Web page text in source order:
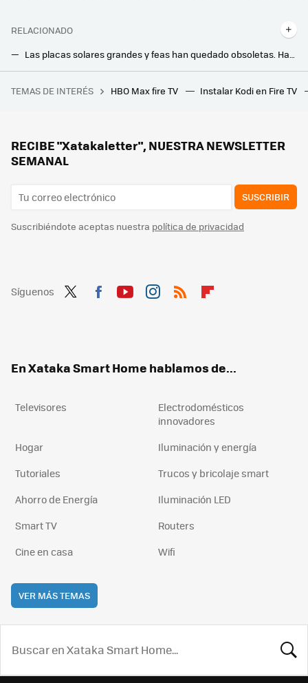
RELACIONADO
Las placas solares grandes y feas han quedado obsoletas. Han inventado unas flexibles que se adaptan a la forma de las tejas
A simple vista nunca hubiera dicho que estas baldosas son en realidad paneles solares. Pueden personalizarse con logotipos y dibujos
El mapa definitivo del eclipse del 12 de agosto: consulta aquí la duración y la previsión en cada municipio de España
TEMAS DE INTERÉS HBO Max fire TV Instalar Kodi en Fire TV
RECIBE "Xatakaletter", NUESTRA NEWSLETTER
SEMANAL
SUSCRIBIR
Suscribiéndote aceptas nuestra política de privacidad
Síguenos
En Xataka Smart Home hablamos de...
Televisores
Electrodomésticos
innovadores
Hogar
Iluminación y energía
Tutoriales
Trucos y bricolaje smart
Ahorro de Energía
Iluminación LED
Smart TV
Routers
Cine en casa
Wifi
VER MÁS TEMAS